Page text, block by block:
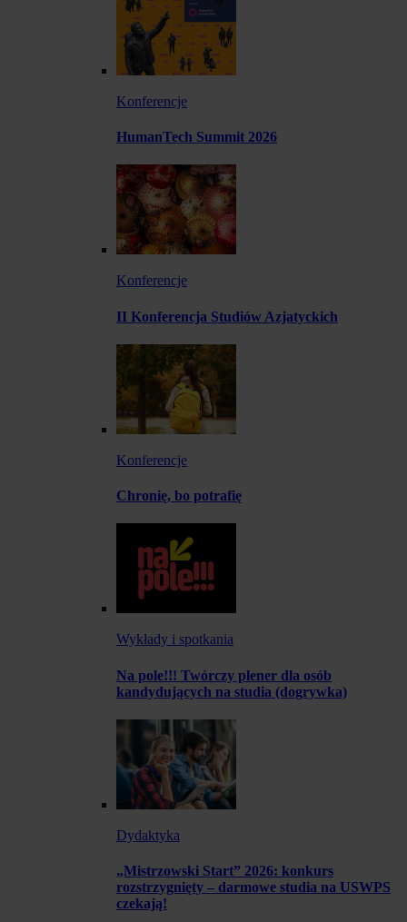
Konferencje
HumanTech Summit 2026
Konferencje
II Konferencja Studiów Azjatyckich
Konferencje
Chronię, bo potrafię
Wykłady i spotkania
Na pole!!! Twórczy plener dla osób
kandydujących na studia (dogrywka)
Dydaktyka
„Mistrzowski Start” 2026: konkurs
rozstrzygnięty – darmowe studia na USWPS
czekają!